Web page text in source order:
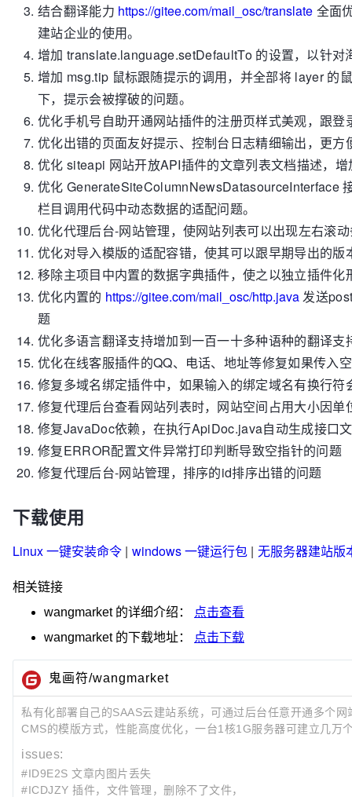
结合翻译能力 https://gitee.com/mail_osc/translate 全面
建站企业的使用。
增加 translate.language.setDefaultTo 的设置，以针对
增加 msg.tip 鼠标跟随提示的调用，并全部将 layer的
下，提示会被撑破的问题。
优化手机号自助开通网站插件的注册页样式美观，跟登
优化出错的页面友好提示、控制台日志精细输出，更方
优化 siteapi 网站开放API插件的文章列表文档描述，
优化 GenerateSiteColumnNewsDatasourceInterface
栏目调用代码中动态数据的适配问题。
优化代理后台-网站管理，使网站列表可以出现左右滚
优化对导入模版的适配容错，使其可以跟早期导出的版
移除主项目中内置的数据字典插件，使之以独立插件化
优化内置的 https://gitee.com/mail_osc/http.java发送
题
优化多语言翻译支持增加到一百一十多种语种的翻译支
优化在线客服插件的QQ、电话、地址等修复如果传入
修复多域名绑定插件中，如果输入的绑定域名有换行符
修复代理后台查看网站列表时，网站空间占用大小因单
修复JavaDoc依赖，在执行ApiDoc.java自动生成接口
修复ERROR配置文件异常打印判断导致空指针的问题
修复代理后台-网站管理，排序的id排序出错的问题
下载使用
Linux 一键安装命令 | windows 一键运行包| 无服务器建站版
相关链接
wangmarket的详细介绍：
点击查看
wangmarket的下载地址： 点击下载
鬼画符/wangmarket
私有化部署自己的SAAS云建站系统，可通过后台任意开通多个
CMS的模版方式，性能高度优化，一台1核1G服务器可建立几万
issues:
#ID9E2S 文章内图片丢失
#ICDJZY 插件，文件管理，删除不了文件，